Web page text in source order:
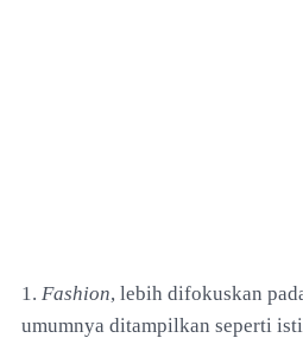
1. Fashion, lebih difokuskan
umumnya ditampilkan seperti